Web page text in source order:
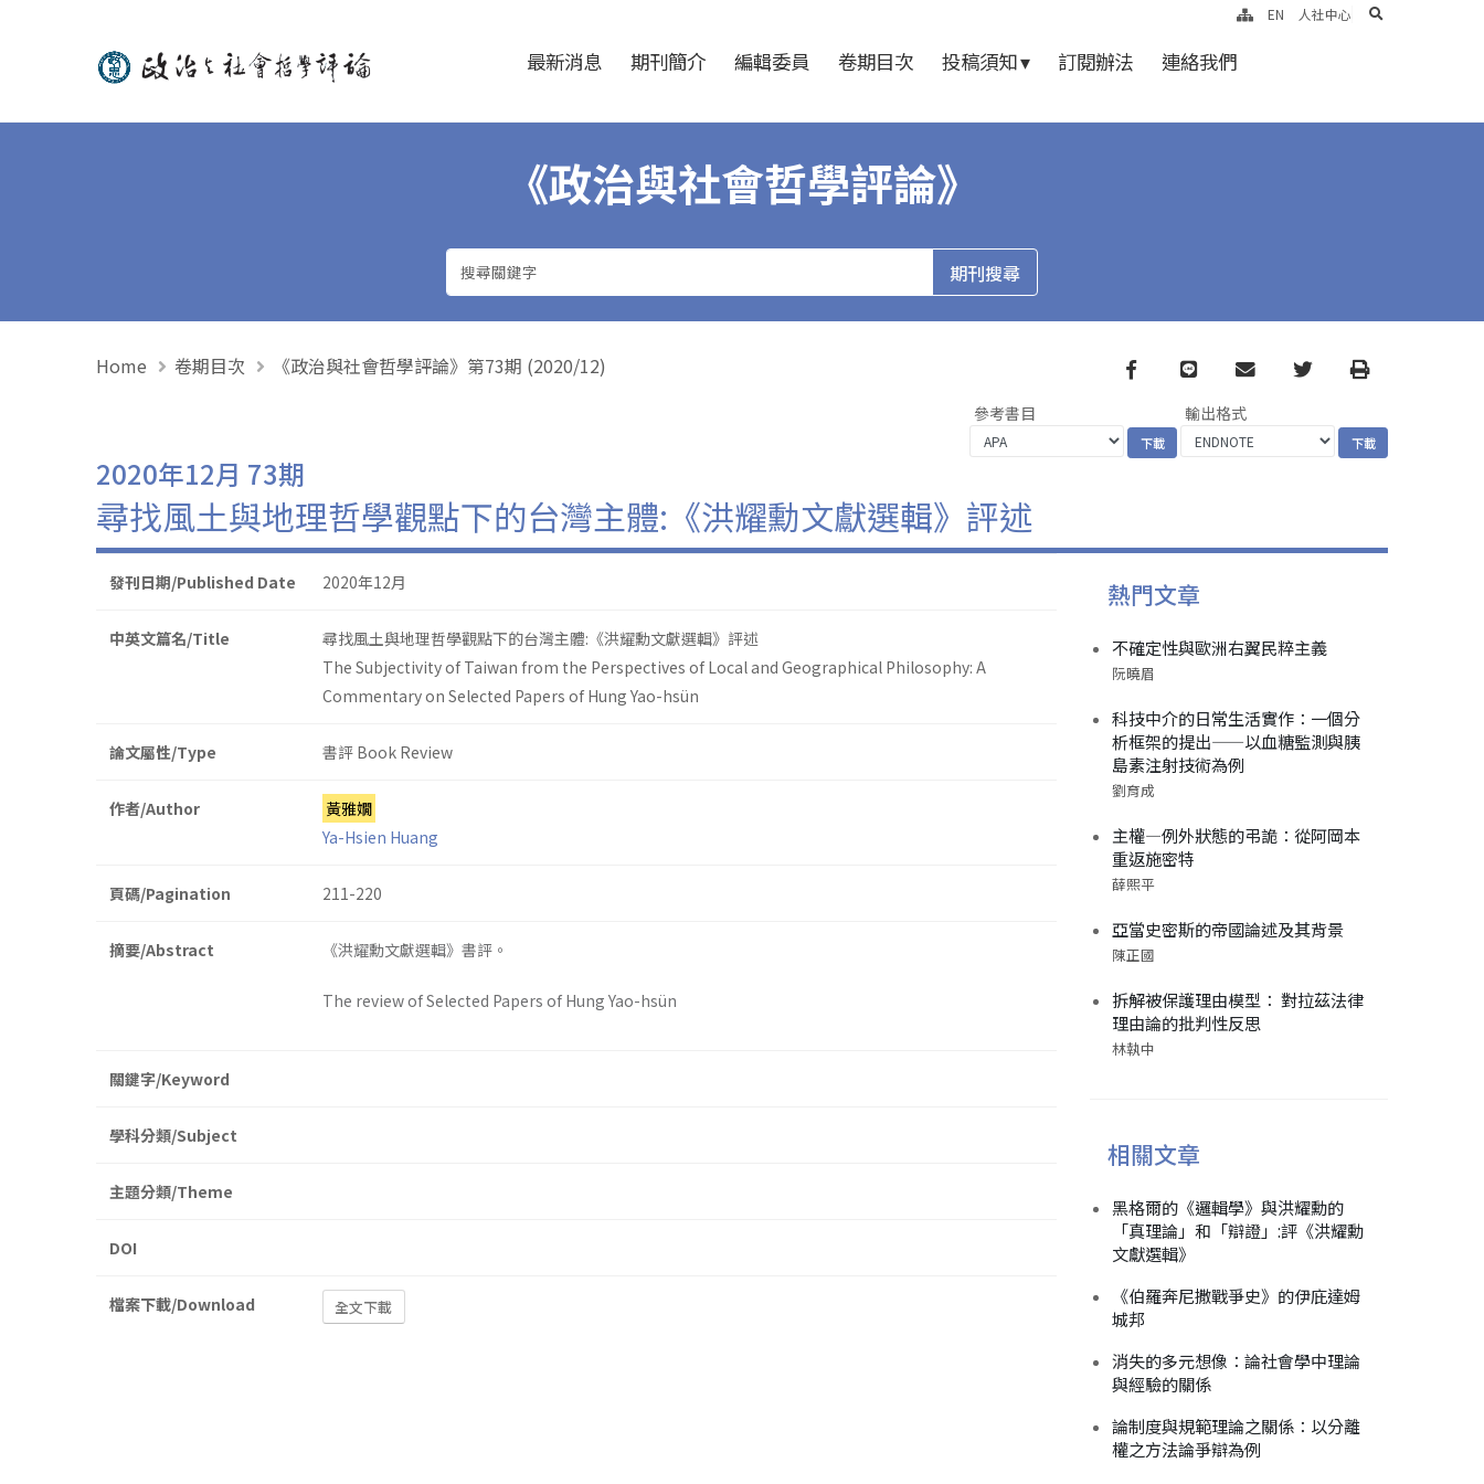
政治與社會哲學評論 最新消息 期刊簡介 編輯委員 卷期目次 投稿須知 ▾ 訂閱辦法 連絡我們
EN 人社中心 search
《政治與社會哲學評論》
Home 卷期目次 《政治與社會哲學評論》第73期 (2020/12) Facebook
line email TwitterPrint
參考書目 輸出格式
2020年12月 73期
尋找風土與地理哲學觀點下的台灣主體:《洪耀勳文獻選輯》評述
發刊日期/Published Date 2020年12月
中英文篇名/Title
尋找風土與地理哲學觀點下的台灣主體:《洪耀勳文獻選輯》評述
The Subjectivity of Taiwan from the Perspectives of Local and Geographical Philosophy: A
Commentary on Selected Papers of Hung Yao-hsün
論文屬性/Type 書評 Book Review
作者/Author
黃雅嫺
Ya-Hsien Huang
頁碼/Pagination 211-220
摘要/Abstract 《洪耀勳文獻選輯》書評。
The review of Selected Papers of Hung Yao-hsün
關鍵字/Keyword
學科分類/Subject
主題分類/Theme
DOI
檔案下載/Download 全文下載
熱門文章
不確定性與歐洲右翼民粹主義
阮曉眉
科技中介的日常生活實作：一個分
析框架的提出——以血糖監測與胰
島素注射技術為例
劉育成
主權—例外狀態的弔詭：從阿岡本
重返施密特
薛熙平
亞當史密斯的帝國論述及其背景
陳正國
拆解被保護理由模型： 對拉茲法律
理由論的批判性反思
林執中
相關文章
黑格爾的《邏輯學》與洪耀勳的
「真理論」和「辯證」:評《洪耀勳
文獻選輯》
《伯羅奔尼撒戰爭史》的伊庇達姆
城邦
消失的多元想像：論社會學中理論
與經驗的關係
論制度與規範理論之關係：以分離
權之方法論爭辯為例